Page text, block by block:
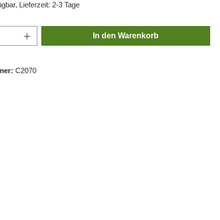
Lieferzeit: 2-3 Tage
Anzahl: Gib den gewünschten Wert ein
In den Warenkorb
C2070